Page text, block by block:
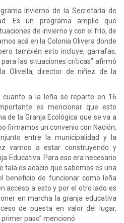
Invierno de la Secretaría de
Es un programa amplio que
de invierno y con el frío, de
acá en la Colonia Olivera donde
también esto incluye, garrafas,
las situaciones críticas” afirmó
Olivella, director de niñez de la
cuanto a la leña se reparte en 16
es mencionar que esto
de la Granja Ecológica que se va a
firmamos un convenio con Nación,
entre la municipalidad y la
vamos a estar construyendo y
Educativa. Para eso era necesario
tala es acacio que sabemos es una
beneficio de funcionar como leña
acceso a esto y por el otro lado es
en marcha la granja educativa
de puesta en valor del lugar,
paso” mencionó